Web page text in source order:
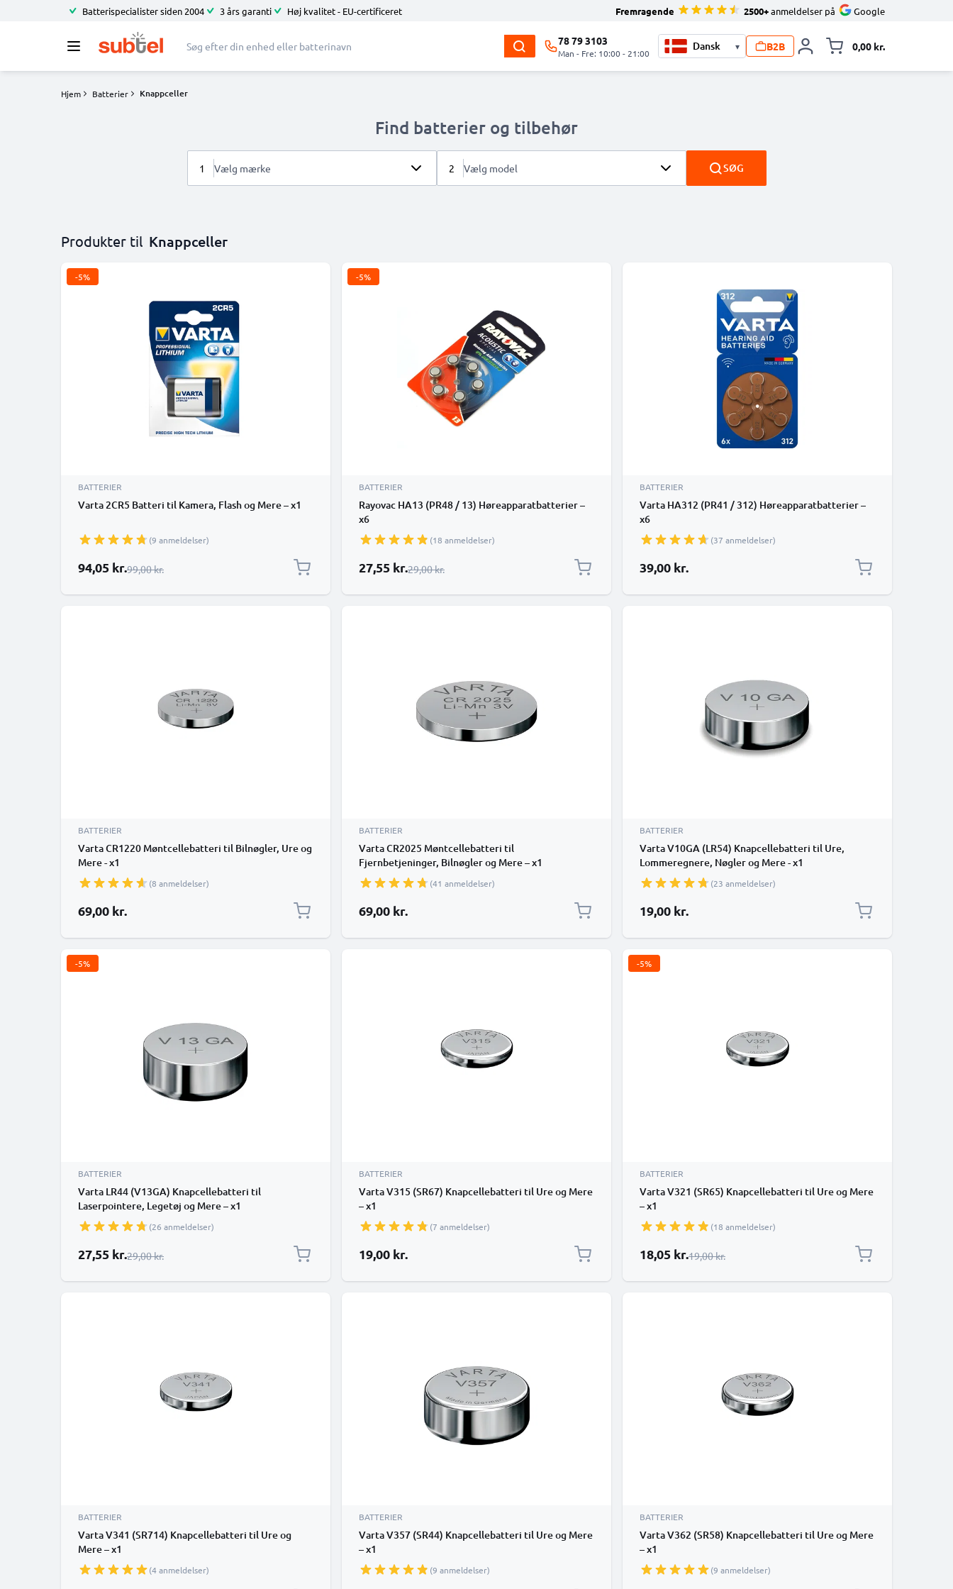
Batterispecialister siden 2004 3 års garanti Høj kvalitet - EU-certificeret Fremragende 2500+anmeldelser på Google
78 79 3103
Man - Fre: 10:00 - 21:00
▾ B2B 0,00 kr.
Hjem Batterier Knappceller
Find batterier og tilbehør
1 Vælg mærke 2 Vælg model SØG
Produkter til Knappceller
-5%
BATTERIER
Varta 2CR5 Batteri til Kamera, Flash og Mere – x1
(9 anmeldelser)
Særlig pris
94,05 kr.Almindelig pris
99,00 kr.
-5%
BATTERIER
Rayovac HA13 (PR48 / 13) Høreapparatbatterier –
x6
(18 anmeldelser)
Særlig pris
27,55 kr.Almindelig pris
29,00 kr.
BATTERIER
Varta HA312 (PR41 / 312) Høreapparatbatterier –
x6
(37 anmeldelser)
39,00 kr.
BATTERIER
Varta CR1220 Møntcellebatteri til Bilnøgler, Ure og
Mere - x1
(8 anmeldelser)
69,00 kr.
BATTERIER
Varta CR2025 Møntcellebatteri til
Fjernbetjeninger, Bilnøgler og Mere – x1
(41 anmeldelser)
69,00 kr.
BATTERIER
Varta V10GA (LR54) Knapcellebatteri til Ure,
Lommeregnere, Nøgler og Mere - x1
(23 anmeldelser)
19,00 kr.
-5%
BATTERIER
Varta LR44 (V13GA) Knapcellebatteri til
Laserpointere, Legetøj og Mere – x1
(26 anmeldelser)
Særlig pris
27,55 kr.Almindelig pris
29,00 kr.
BATTERIER
Varta V315 (SR67) Knapcellebatteri til Ure og Mere
– x1
(7 anmeldelser)
19,00 kr.
-5%
BATTERIER
Varta V321 (SR65) Knapcellebatteri til Ure og Mere
– x1
(18 anmeldelser)
Særlig pris
18,05 kr.Almindelig pris
19,00 kr.
BATTERIER
Varta V341 (SR714) Knapcellebatteri til Ure og
Mere – x1
(4 anmeldelser)
BATTERIER
Varta V357 (SR44) Knapcellebatteri til Ure og Mere
– x1
(9 anmeldelser)
BATTERIER
Varta V362 (SR58) Knapcellebatteri til Ure og Mere
– x1
(9 anmeldelser)